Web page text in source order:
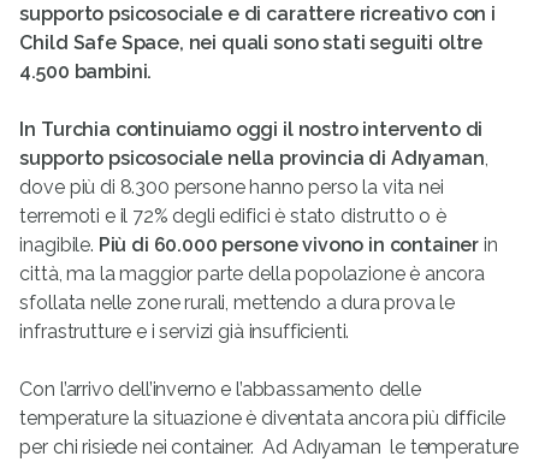
supporto psicosociale e di carattere ricreativo con i
Child Safe Space, nei quali sono stati seguiti oltre
4.500 bambini.
In Turchia continuiamo oggi il nostro intervento di
supporto psicosociale nella provincia di Adıyaman
dove più di 8.300 persone hanno perso la vita nei
terremoti e il 72% degli edifici è stato distrutto o è
inagibile. Più di 60.000 persone vivono in container in
città, ma la maggior parte della popolazione è ancora
sfollata nelle zone rurali, mettendo a dura prova le
infrastrutture e i servizi già insufficienti.
Con l’arrivo dell’inverno e l’abbassamento delle
temperature la situazione è diventata ancora più difficile
per chi risiede nei container. Ad Adıyaman le temperature